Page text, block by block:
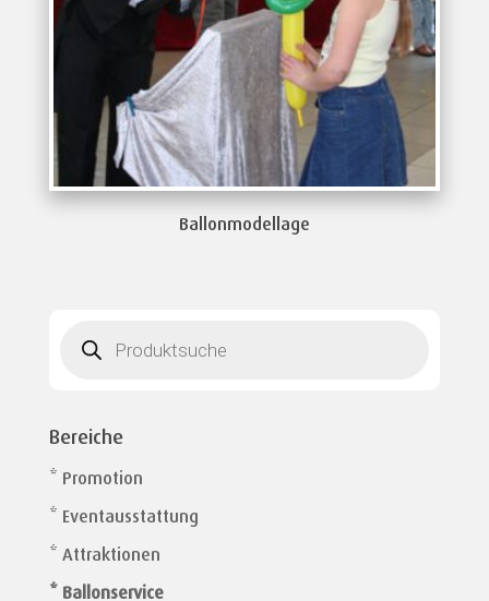
Ballonmodellage
search
Bereiche
* Promotion
* Eventausstattung
* Attraktionen
* Ballonservice